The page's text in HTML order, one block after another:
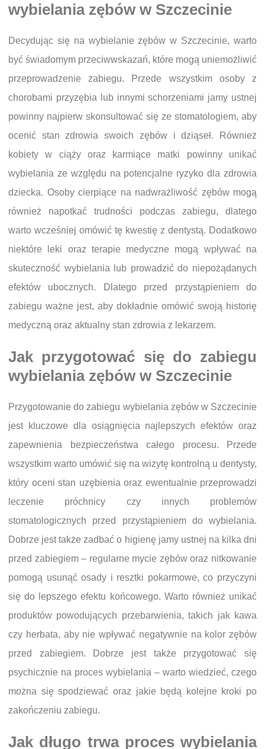
wybielania zębów w Szczecinie
Decydując się na wybielanie zębów w Szczecinie, warto
być świadomym przeciwwskazań, które mogą uniemożliwić
przeprowadzenie zabiegu. Przede wszystkim osoby z
chorobami przyzębia lub innymi schorzeniami jamy ustnej
powinny najpierw skonsultować się ze stomatologiem, aby
ocenić stan zdrowia swoich zębów i dziąseł. Również
kobiety w ciąży oraz karmiące matki powinny unikać
wybielania ze względu na potencjalne ryzyko dla zdrowia
dziecka. Osoby cierpiące na nadwrażliwość zębów mogą
również napotkać trudności podczas zabiegu, dlatego
warto wcześniej omówić tę kwestię z dentystą. Dodatkowo
niektóre leki oraz terapie medyczne mogą wpływać na
skuteczność wybielania lub prowadzić do niepożądanych
efektów ubocznych. Dlatego przed przystąpieniem do
zabiegu ważne jest, aby dokładnie omówić swoją historię
medyczną oraz aktualny stan zdrowia z lekarzem.
Jak przygotować się do zabiegu
wybielania zębów w Szczecinie
Przygotowanie do zabiegu wybielania zębów w Szczecinie
jest kluczowe dla osiągnięcia najlepszych efektów oraz
zapewnienia bezpieczeństwa całego procesu. Przede
wszystkim warto umówić się na wizytę kontrolną u dentysty,
który oceni stan uzębienia oraz ewentualnie przeprowadzi
leczenie próchnicy czy innych problemów
stomatologicznych przed przystąpieniem do wybielania.
Dobrze jest także zadbać o higienę jamy ustnej na kilka dni
przed zabiegiem – regularne mycie zębów oraz nitkowanie
pomogą usunąć osady i resztki pokarmowe, co przyczyni
się do lepszego efektu końcowego. Warto również unikać
produktów powodujących przebarwienia, takich jak kawa
czy herbata, aby nie wpływać negatywnie na kolor zębów
przed zabiegiem. Dobrze jest także przygotować się
psychicznie na proces wybielania – warto wiedzieć, czego
można się spodziewać oraz jakie będą kolejne kroki po
zakończeniu zabiegu.
Jak długo trwa proces wybielania